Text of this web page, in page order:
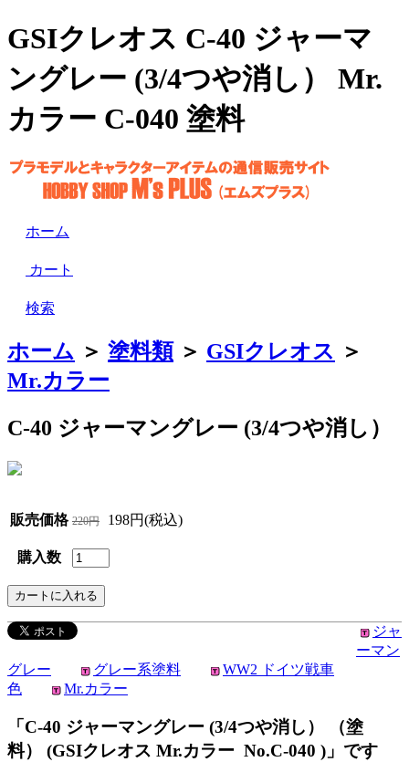
GSIクレオス C-40 ジャーマ
ングレー (3/4つや消し） Mr.
カラー C-040 塗料
ホーム
カート
検索
ホーム ＞ 塗料類＞ GSIクレオス ＞
Mr.カラー
C-40 ジャーマングレー (3/4つや消し）
販売価格 220円 198円(税込)
購入数
ジャ
ーマン
グレー
グレー系塗料
WW2 ドイツ戦車
色
Mr.カラー
「C-40 ジャーマングレー (3/4つや消し） （塗
料） (GSIクレオス Mr.カラー No.C-040 )」です